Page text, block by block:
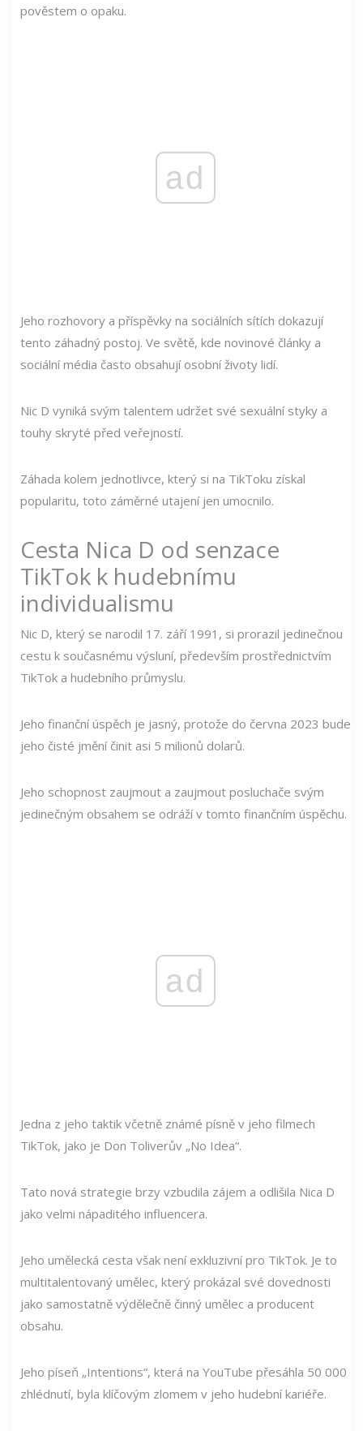
pověstem o opaku.
ad
Jeho rozhovory a příspěvky na sociálních sítích dokazují
tento záhadný postoj. Ve světě, kde novinové články a
sociální média často obsahují osobní životy lidí.
Nic D vyniká svým talentem udržet své sexuální styky a
touhy skryté před veřejností.
Záhada kolem jednotlivce, který si na TikToku získal
popularitu, toto záměrné utajení jen umocnilo.
Cesta Nica D od senzace
TikTok k hudebnímu
individualismu
Nic D, který se narodil 17. září 1991, si prorazil jedinečnou
cestu k současnému výsluní, především prostřednictvím
TikTok a hudebního průmyslu.
Jeho finanční úspěch je jasný, protože do června 2023 bude
jeho čisté jmění činit asi 5 milionů dolarů.
Jeho schopnost zaujmout a zaujmout posluchače svým
jedinečným obsahem se odráží v tomto finančním úspěchu.
ad
Jedna z jeho taktik včetně známé písně v jeho filmech
TikTok, jako je Don Toliverův „No Idea“.
Tato nová strategie brzy vzbudila zájem a odlišila Nica D
jako velmi nápaditého influencera.
Jeho umělecká cesta však není exkluzivní pro TikTok. Je to
multitalentovaný umělec, který prokázal své dovednosti
jako samostatně výdělečně činný umělec a producent
obsahu.
Jeho píseň „Intentions“, která na YouTube přesáhla 50 000
zhlédnutí, byla klíčovým zlomem v jeho hudební kariéře.